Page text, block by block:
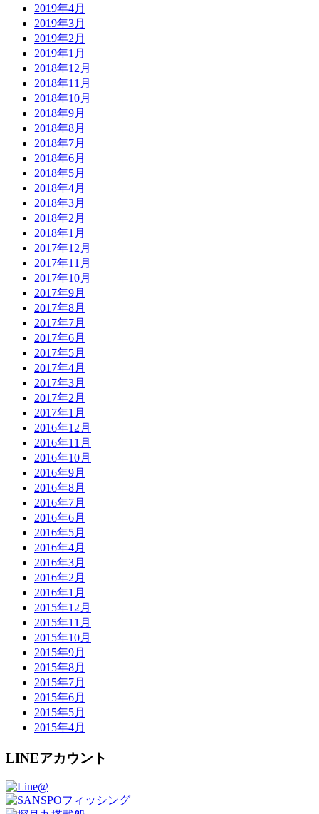
2019年4月
2019年3月
2019年2月
2019年1月
2018年12月
2018年11月
2018年10月
2018年9月
2018年8月
2018年7月
2018年6月
2018年5月
2018年4月
2018年3月
2018年2月
2018年1月
2017年12月
2017年11月
2017年10月
2017年9月
2017年8月
2017年7月
2017年6月
2017年5月
2017年4月
2017年3月
2017年2月
2017年1月
2016年12月
2016年11月
2016年10月
2016年9月
2016年8月
2016年7月
2016年6月
2016年5月
2016年4月
2016年3月
2016年2月
2016年1月
2015年12月
2015年11月
2015年10月
2015年9月
2015年8月
2015年7月
2015年6月
2015年5月
2015年4月
LINEアカウント